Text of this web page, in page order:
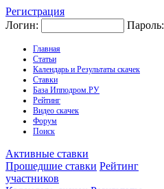
Регистрация
Логин:
Пароль:
Главная
Статьи
Календарь и Результаты скачек
Ставки
База Ипподром.РУ
Рейтинг
Видео скачек
Форум
Поиск
Активные ставки
Прошедшие ставки Рейтинг
участников